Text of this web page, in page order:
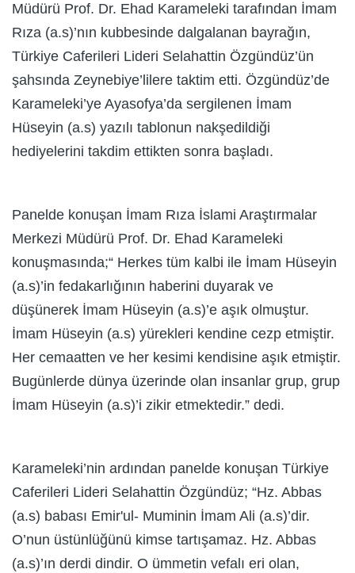
Müdürü Prof. Dr. Ehad Karameleki tarafından İmam
Rıza (a.s)’nın kubbesinde dalgalanan bayrağın,
Türkiye Caferileri Lideri Selahattin Özgündüz’ün
şahsında Zeynebiye’lilere taktim etti. Özgündüz’de
Karameleki’ye Ayasofya’da sergilenen İmam
Hüseyin (a.s) yazılı tablonun nakşedildiği
hediyelerini takdim ettikten sonra başladı.
Panelde konuşan İmam Rıza İslami Araştırmalar
Merkezi Müdürü Prof. Dr. Ehad Karameleki
konuşmasında;“ Herkes tüm kalbi ile İmam Hüseyin
(a.s)’in fedakarlığının haberini duyarak ve
düşünerek İmam Hüseyin (a.s)’e aşık olmuştur.
İmam Hüseyin (a.s) yürekleri kendine cezp etmiştir.
Her cemaatten ve her kesimi kendisine aşık etmiştir.
Bugünlerde dünya üzerinde olan insanlar grup, grup
İmam Hüseyin (a.s)’i zikir etmektedir.” dedi.
Karameleki’nin ardından panelde konuşan Türkiye
Caferileri Lideri Selahattin Özgündüz; “Hz. Abbas
(a.s) babası Emir'ul- Muminin İmam Ali (a.s)’dir.
O’nun üstünlüğünü kimse tartışamaz. Hz. Abbas
(a.s)’ın derdi dindir. O ümmetin vefalı eri olan,